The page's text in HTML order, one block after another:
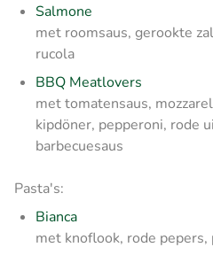
Salmone
met roomsaus, gerookte
rucola
BBQ Meatlovers
met tomatensaus,
kipdöner, pepperoni, rode
barbecuesaus
Pasta's:
Bianca
met knoflook, rode